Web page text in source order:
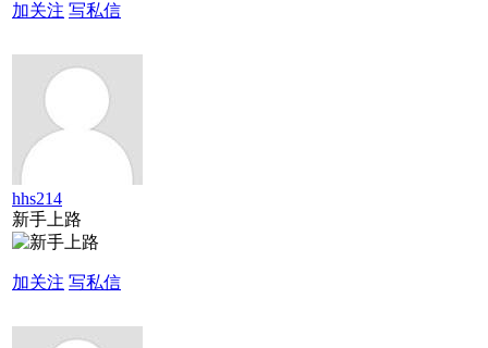
加关注 写私信
hhs214
新手上路
加关注 写私信